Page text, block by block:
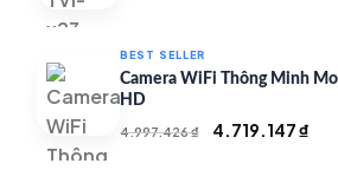
7.000.000 ₫.
BEST SELLER
Camera WiFi Thông Minh
HD
4.997.426₫
Giá
4.719.147₫